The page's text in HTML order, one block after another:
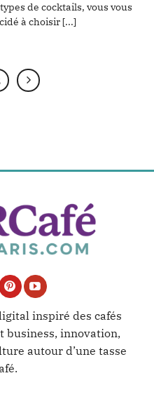
de cocktails, vous vous
à choisir [...]
inspiré des cafés
business, innovation,
autour d’une tasse